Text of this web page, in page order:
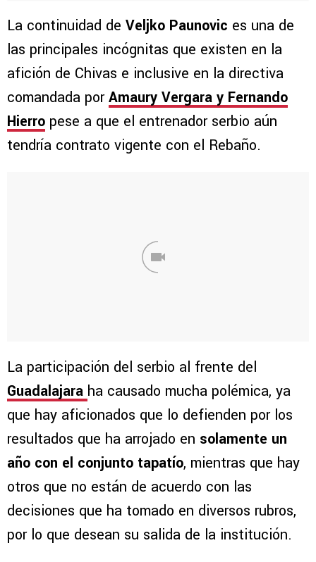
La continuidad de Veljko Paunovic es una de
las principales incógnitas que existen en la
afición de Chivas e inclusive en la directiva
comandada porAmaury Vergara y Fernando
Hierro pese a que el entrenador serbio aún
tendría contrato vigente con el Rebaño.
La participación del serbio al frente del
Guadalajara ha causado mucha polémica, ya
que hay aficionados que lo defienden por los
resultados que ha arrojado en solamente un
año con el conjunto tapatío, mientras que hay
otros que no están de acuerdo con las
decisiones que ha tomado en diversos rubros,
por lo que desean su salida de la institución.